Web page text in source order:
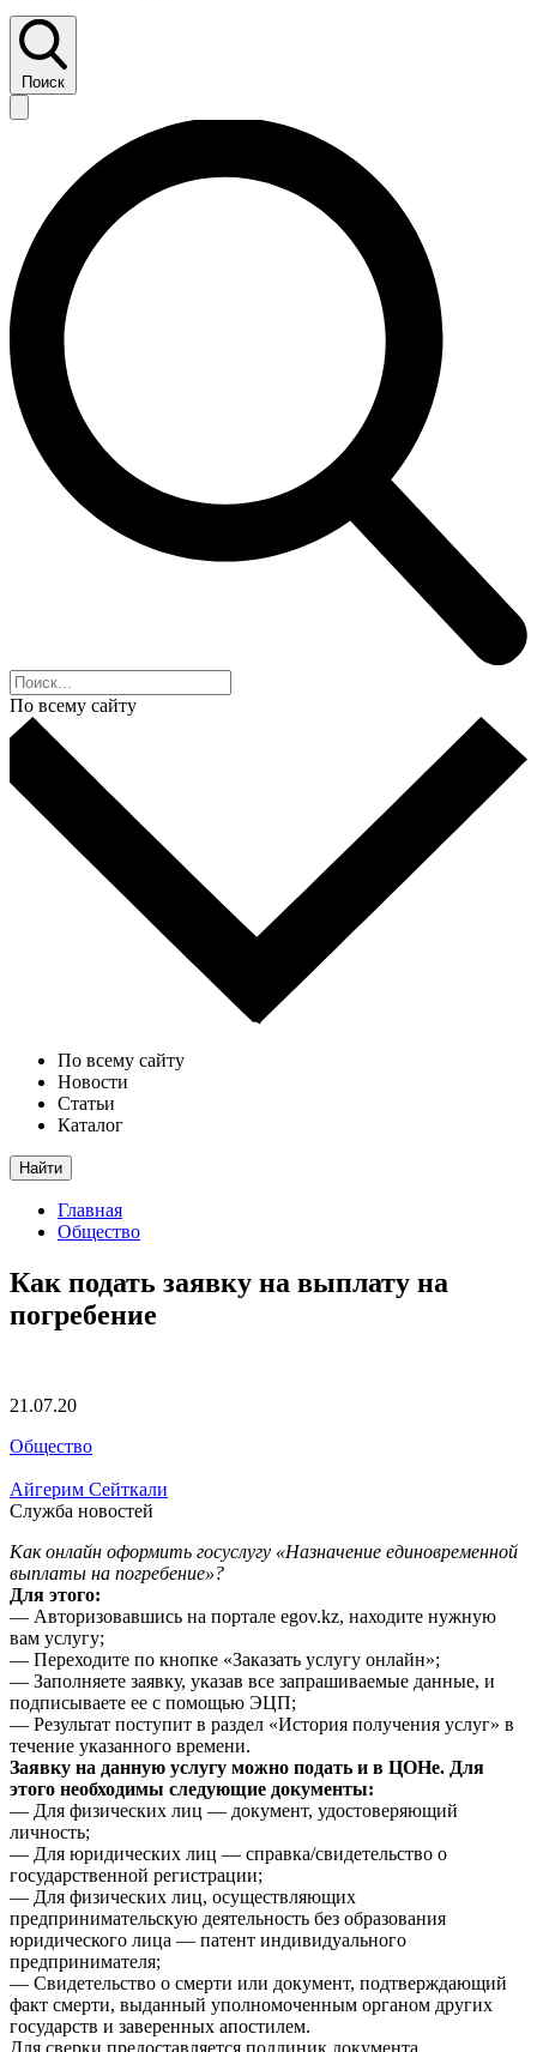
Поиск
По всему сайту
По всему сайту
Новости
Статьи
Каталог
Найти
Главная
Общество
Как подать заявку на выплату на
погребение
21.07.20
Общество
Айгерим Сейткали
Служба новостей
Как онлайн оформить госуслугу «Назначение единовременной
выплаты на погребение»?
Для этого:
— Авторизовавшись на портале egov.kz, находите нужную
вам услугу;
— Переходите по кнопке «Заказать услугу онлайн»;
— Заполняете заявку, указав все запрашиваемые данные, и
подписываете ее с помощью ЭЦП;
— Результат поступит в раздел «История получения услуг» в
течение указанного времени.
Заявку на данную услугу можно подать и в ЦОНе. Для
этого необходимы следующие документы:
— Для физических лиц — документ, удостоверяющий
личность;
— Для юридических лиц — справка/cвидетельство о
государственной регистрации;
— Для физических лиц, осуществляющих
предпринимательскую деятельность без образования
юридического лица — патент индивидуального
предпринимателя;
— Свидетельство о смерти или документ, подтверждающий
факт смерти, выданный уполномоченным органом других
государств и заверенных апостилем.